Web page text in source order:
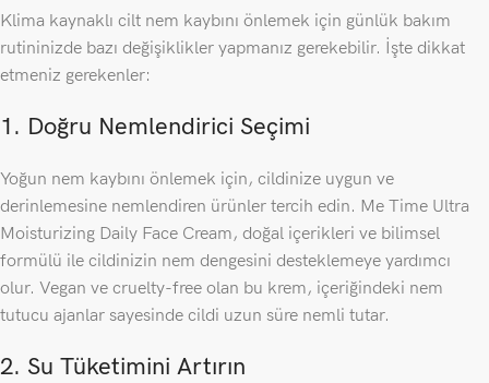
Klima kaynaklı cilt nem kaybını önlemek için günlük bakım
rutininizde bazı değişiklikler yapmanız gerekebilir. İşte dikkat
etmeniz gerekenler:
1. Doğru Nemlendirici Seçimi
Yoğun nem kaybını önlemek için, cildinize uygun ve
derinlemesine nemlendiren ürünler tercih edin. Me Time Ultra
Moisturizing Daily Face Cream, doğal içerikleri ve bilimsel
formülü ile cildinizin nem dengesini desteklemeye yardımcı
olur. Vegan ve cruelty-free olan bu krem, içeriğindeki nem
tutucu ajanlar sayesinde cildi uzun süre nemli tutar.
2. Su Tüketimini Artırın